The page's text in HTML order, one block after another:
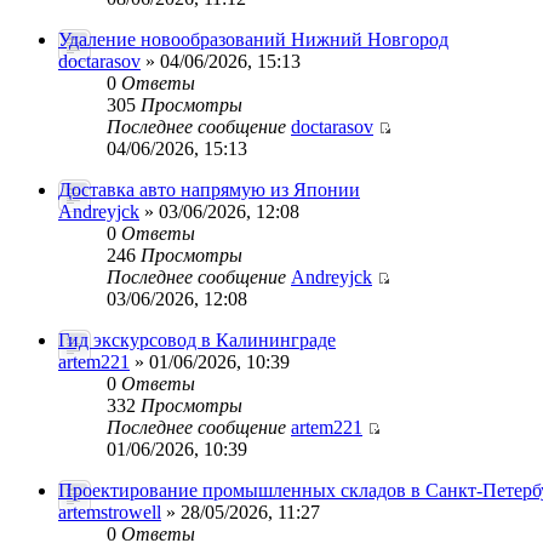
Удаление новообразований Нижний Новгород
doctarasov » 04/06/2026, 15:13
0 Ответы
305 Просмотры
Последнее сообщение doctarasov
04/06/2026, 15:13
Доставка авто напрямую из Японии
Andreyjck » 03/06/2026, 12:08
0 Ответы
246 Просмотры
Последнее сообщение Andreyjck
03/06/2026, 12:08
Гид экскурсовод в Калининграде
artem221 » 01/06/2026, 10:39
0 Ответы
332 Просмотры
Последнее сообщение artem221
01/06/2026, 10:39
Проектирование промышленных складов в Санкт-
artemstrowell » 28/05/2026, 11:27
0 Ответы